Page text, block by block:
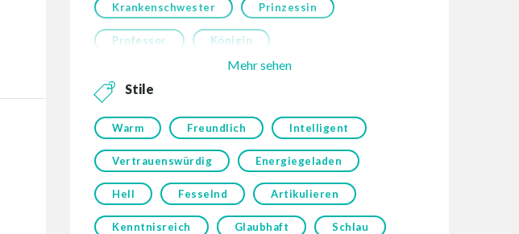
Krankenschwester Prinzessin
Professor Königin
Mehr sehen
Stile
Warm Freundlich Intelligent
Vertrauenswürdig Energiegeladen
Hell Fesselnd Artikulieren
Kenntnisreich Glaubhaft Schlau